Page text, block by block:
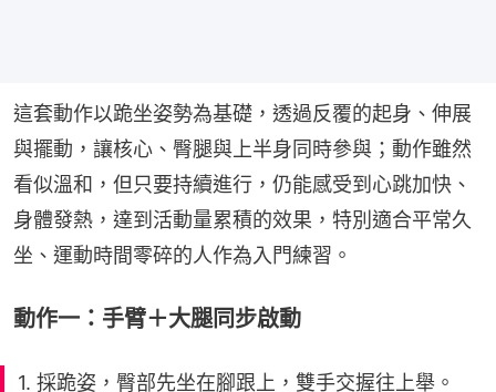
這套動作以跪坐姿勢為基礎，透過反覆的起身、伸展
與擺動，讓核心、臀腿與上半身同時參與；動作雖然
看似溫和，但只要持續進行，仍能感受到心跳加快、
身體發熱，達到活動量累積的效果，特別適合平常久
坐、運動時間零碎的人作為入門練習。
動作一：手臂＋大腿同步啟動
1. 採跪姿，臀部先坐在腳跟上，雙手交握往上舉。